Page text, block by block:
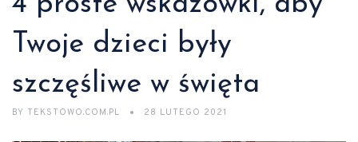
Twoje dzieci były
szczęśliwe w święta
BY TEKSTOWO.COM.PL 28 LUTEGO 2021